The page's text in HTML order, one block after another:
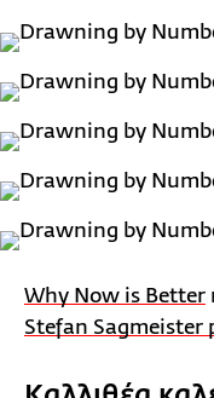
Why Now is Better
Stefan Sagmeister